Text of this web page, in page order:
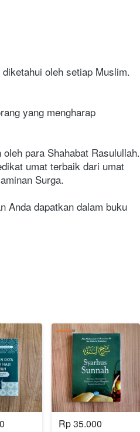
oleh setiap Muslim.
yang mengharap
para Shahabat Rasulullah.
umat terbaik dari umat
Surga.
Anda dapatkan dalam buku
Rp 35.000